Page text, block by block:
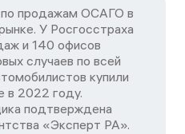
продажам ОСАГО в
У Росгосстраха
и 140 офисов
случаев по всей
купили
в 2022 году.
подтверждена
«Эксперт РА».